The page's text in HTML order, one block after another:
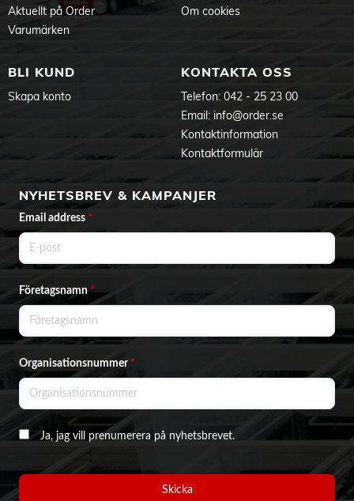
Aktuellt på Order
Varumärken
Om cookies
BLI KUND
Skapa konto
KONTAKTA OSS
Telefon: 042 - 25 23 00
Email: info@order.se
Kontaktinformation
Kontaktformulär
NYHETSBREV & KAMPANJER
Email address *
Företagsnamn*
Organisationsnummer *
Ja, jag vill prenumerera på nyhetsbrevet.
Skicka